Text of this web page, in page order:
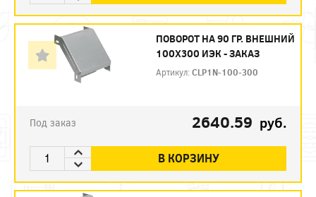
ПОВОРОТ НА 90 ГР. ВНЕШНИЙ
100Х300 ИЭК - ЗАКАЗ
Артикул:CLP1N-100-300
Под заказ 2640.59 руб.
В КОРЗИНУ